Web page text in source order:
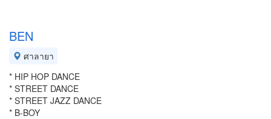
BEN
ศาลายา
* HIP HOP DANCE
* STREET DANCE
* STREET JAZZ DANCE
* B-BOY